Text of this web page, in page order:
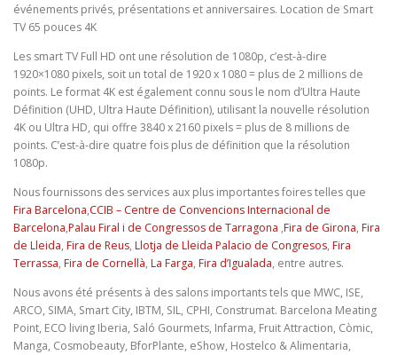
événements privés, présentations et anniversaires. Location de Smart
TV 65 pouces 4K
Les smart TV Full HD ont une résolution de 1080p, c’est-à-dire
1920×1080 pixels, soit un total de 1920 x 1080 = plus de 2 millions de
points. Le format 4K est également connu sous le nom d’Ultra Haute
Définition (UHD, Ultra Haute Définition), utilisant la nouvelle résolution
4K ou Ultra HD, qui offre 3840 x 2160 pixels = plus de 8 millions de
points. C’est-à-dire quatre fois plus de définition que la résolution
1080p.
Nous fournissons des services aux plus importantes foires telles que
Fira Barcelona,CCIB – Centre de Convencions Internacional de
Barcelona,Palau Firal i de Congressos de Tarragona ,Fira de Girona, Fira
de Lleida, Fira de Reus, Llotja de Lleida Palacio de Congresos, Fira
Terrassa, Fira de Cornellà, La Farga, Fira d’Igualada, entre autres.
Nous avons été présents à des salons importants tels que MWC, ISE,
ARCO, SIMA, Smart City, IBTM, SIL, CPHI, Construmat. Barcelona Meating
Point, ECO living Iberia, Saló Gourmets, Infarma, Fruit Attraction, Còmic,
Manga, Cosmobeauty, BforPlante, eShow, Hostelco & Alimentaria,